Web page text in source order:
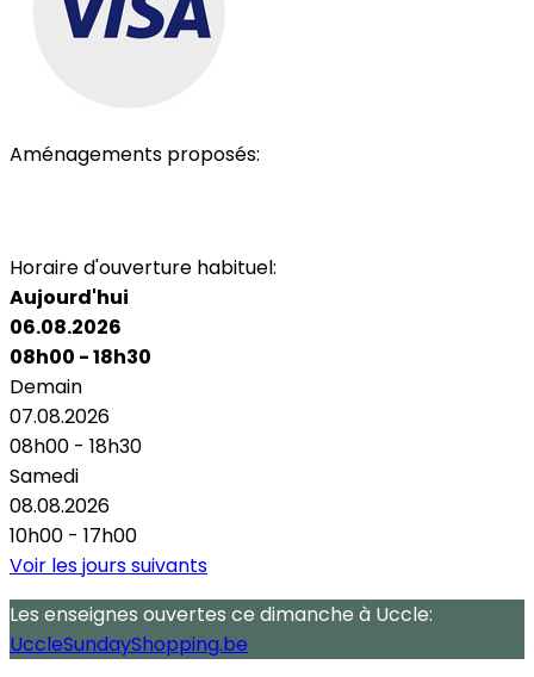
Aménagements proposés:
Horaire d'ouverture habituel:
Aujourd'hui
06.08.2026
08h00 - 18h30
Demain
07.08.2026
08h00 - 18h30
Samedi
08.08.2026
10h00 - 17h00
Voir les jours suivants
Les enseignes ouvertes ce dimanche à Uccle:
UccleSundayShopping.be